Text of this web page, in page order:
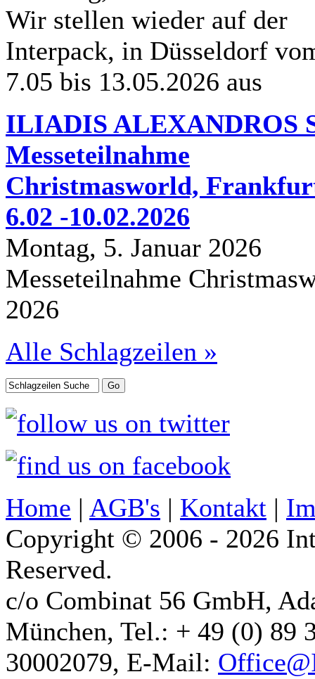
Wir stellen wieder auf der
Interpack, in Düsseldorf
7.05 bis 13.05.2026 aus
ILIADIS ALEXANDROS
Messeteilnahme
Christmasworld,
6.02 -10.02.2026
Montag, 5. Januar 2026
Messeteilnahme
2026
Alle Schlagzeilen »
Home | AGB's | Kontakt |
Copyright © 2006 - 2026
Reserved.
c/o Combinat 56 GmbH,
München, Tel.: + 49 (0) 89
30002079, E-Mail: